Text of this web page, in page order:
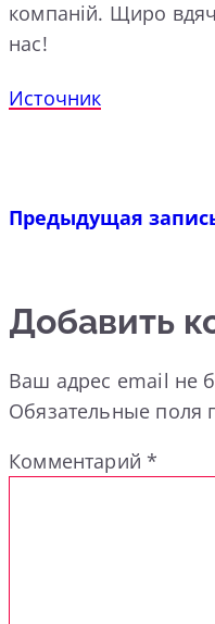
компаній. Щиро
нас!
Источник
Предыдущая
Добавить
Ваш адрес email не
Обязательные поля
Комментарий*